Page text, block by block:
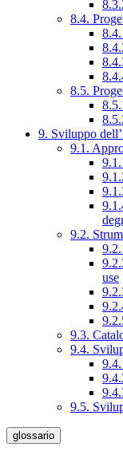
8.4.
8.5.
9. Sviluppo
9.1.
9.2.
use
9.3.
9.4.
9.5.
glossario